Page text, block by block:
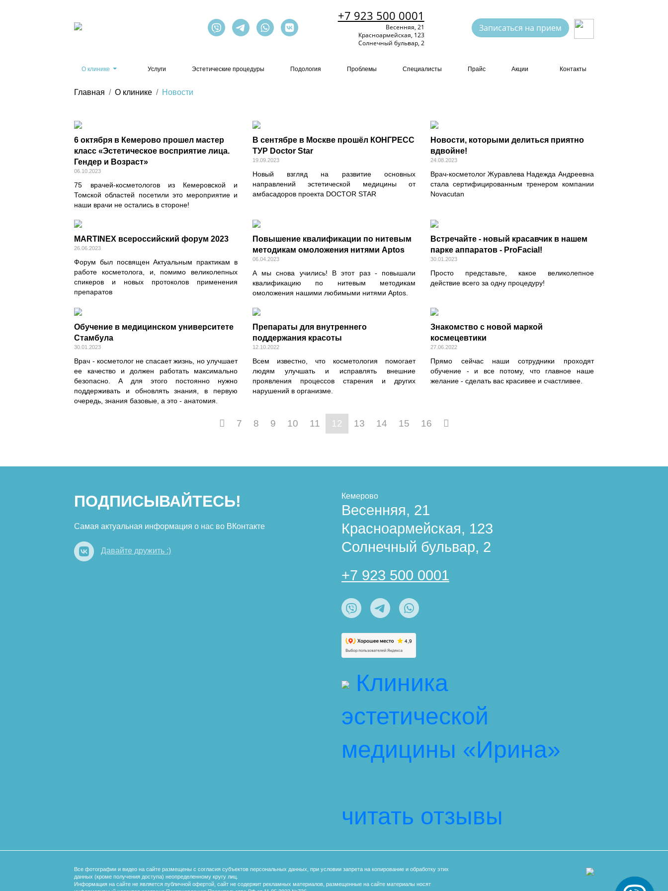
+7 923 500 0001
Весенняя, 21
Красноармейская, 123
Солнечный бульвар, 2
Записаться на прием
О клинике Услуги Эстетические процедуры Подология Проблемы Специалисты Прайс Акции Контакты
Главная О клинике Новости
6 октября в Кемерово прошел мастер
класс «Эстетическое восприятие лица.
Гендер и Возраст»
06.10.2023
75 врачей-косметологов из Кемеровской и
Томской областей посетили это мероприятие и
наши врачи не остались в стороне!
В сентябре в Москве прошёл КОНГРЕСС
ТУР Doctor Star️
19.09.2023
Новый взгляд на развитие основных
направлений эстетической медицины от
амбасадоров проекта DOCTOR STAR
Новости, которыми делиться приятно
вдвойне!
24.08.2023
Врач-косметолог Журавлева Надежда Андреевна
стала сертифицированным тренером компании
Novacutan
MARTINEX всероссийский форум 2023
26.06.2023
Форум был посвящен Актуальным практикам в
работе косметолога, и, помимо великолепных
спикеров и новых протоколов применения
препаратов
Повышение квалификации по нитевым
методикам омоложения нитями Aptos
06.04.2023
А мы снова учились! В этот раз - повышали
квалификацию по нитевым методикам
омоложения нашими любимыми нитями Aptos.
Встречайте - новый красавчик в нашем
парке аппаратов - ProFacial!
30.01.2023
Просто представьте, какое великолепное
действие всего за одну процедуру!
Обучение в медицинском университете
Стамбула
30.01.2023
Врач - косметолог не спасает жизнь, но улучшает
ее качество и должен работать максимально
безопасно. А для этого постоянно нужно
поддерживать и обновлять знания, в первую
очередь, знания базовые, а это - анатомия.
Препараты для внутреннего
поддержания красоты
12.10.2022
Всем известно, что косметология помогает
людям улучшать и исправлять внешние
проявления процессов старения и других
нарушений в организме.
Знакомство с новой маркой
космецевтики
27.06.2022
Прямо сейчас наши сотрудники проходят
обучение - и все потому, что главное наше
желание - сделать вас красивее и счастливее.
7 8 9 10 11 12 13 14 15 16
ПОДПИСЫВАЙТЕСЬ!
Самая актуальная информация о нас во ВКонтакте
Давайте дружить :)
Кемерово
Весенняя, 21
Красноармейская, 123
Солнечный бульвар, 2
+7 923 500 0001
Клиника
эстетической
медицины «Ирина»
читать отзывы
Все фотографии и видео на сайте размещены с согласия субъектов персональных данных, при условии запрета на копирование и обработку этих
данных (кроме получения доступа) неопределенному кругу лиц.
Информация на сайте не является публичной офертой, сайт не содержит рекламных материалов, размещенные на сайте материалы носят